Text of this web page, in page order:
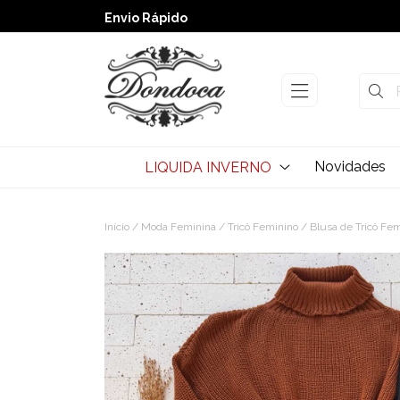
➚ Ofertas– Até 60% OFF
Envio Rápido
LIQUIDA INVERNO Novidades
Início / Moda Feminina / Tricô Feminino / Blusa de Tricô